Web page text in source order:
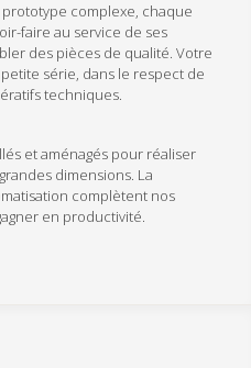
complexe, chaque
faire au service de ses
des pièces de qualité. Votre
série, dans le respect de
techniques.
et aménagés pour réaliser
dimensions. La
complètent nos
en productivité.